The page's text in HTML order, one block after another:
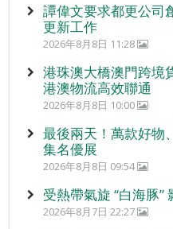
譚偉文要求都更公司
更新工作
2026年8月8日 11:28
港珠澳大橋澳門跨境
港澳物流高效聯通
2026年8月8日 10:00
最後兩天！萬款好物
集名優展
2026年8月8日 09:54
受熱帶氣旋 “白海豚
2026年8月7日 22:27